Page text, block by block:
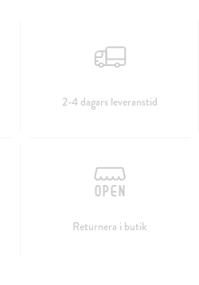
2-4 dagars leveranstid
Returnera i butik